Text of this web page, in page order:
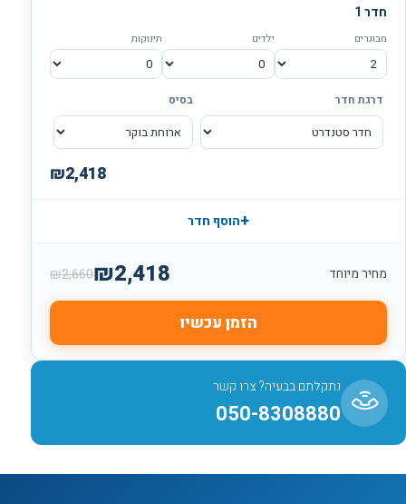
חדר 1
מבוגרים ילדים תינוקות
דרגת חדר בסיס
₪2,418
+הוסף חדר
מחיר מיוחד ₪2,418
₪2,660
הזמן עכשיו
נתקלתם בבעיה? צרו קשר
050-8308880